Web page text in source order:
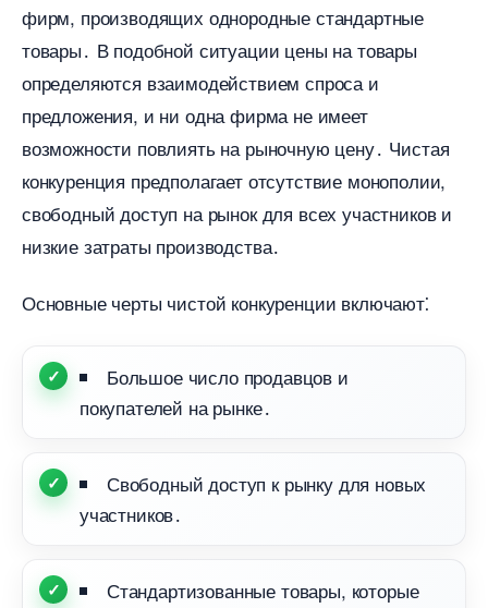
фирм, производящих однородные стандартные
товары․ В подобной ситуации цены на товары
определяются взаимодействием спроса и
предложения, и ни одна фирма не имеет
озможности повлиять на рыночную цену․ Чистая
конкуренция предполагает отсутствие монополии,
свободный доступ на рынок для всех участников и
низкие затраты производства․
Основные черты чистой конкуренции включают⁚
Большое число продавцов и
покупателей на рынке․
Свободный доступ к рынку для новых
участников․
Стандартизованные товары, которые